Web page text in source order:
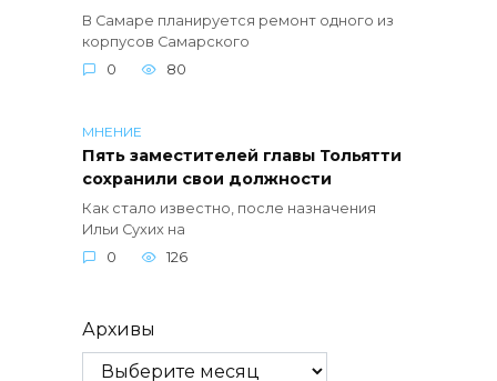
В Самаре планируется ремонт одного из
корпусов Самарского
0
80
МНЕНИЕ
Пять заместителей главы Тольятти
сохранили свои должности
Как стало известно, после назначения
Ильи Сухих на
0
126
Архивы